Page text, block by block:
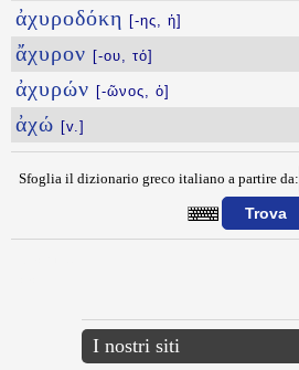
ἀχυροδόκη [-ης, ἡ]
ἄχυρον [-ου, τό]
ἀχυρών [-ῶνος, ὁ]
ἀχώ [v.]
Sfoglia il dizionario greco italiano a partire da:
I nostri siti